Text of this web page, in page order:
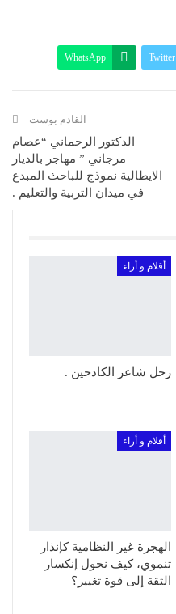
Twitter
WhatsApp
القادم بوست
الدكتور الرحماني “عصام
مرجاني ” مهاجر بالديار
الايطالية نموذج للباحث المبدع
في ميدان التربية والتعليم .
أقلام و أراء
رحل شاعر الكادحين .
أقلام و أراء
الهجرة غير النظامية كإنذار
تنموي، كيف نحول إنكسار
الثقة إلى قوة تغيير؟